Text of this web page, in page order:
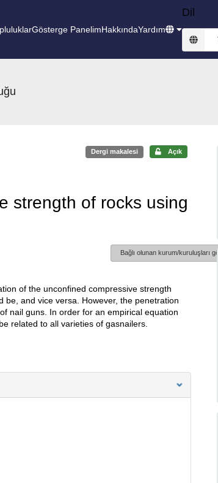
Gösterge PanelimHakkındaYardım
Dil
Dergi makalesi Açık
strength of rocks using
Bağlı olunan kurum/kuruluşları
of the unconfined compressive strength
and vice versa. However, the penetration
nail guns. In order for an empirical equation
related to all varieties of gasnailers.